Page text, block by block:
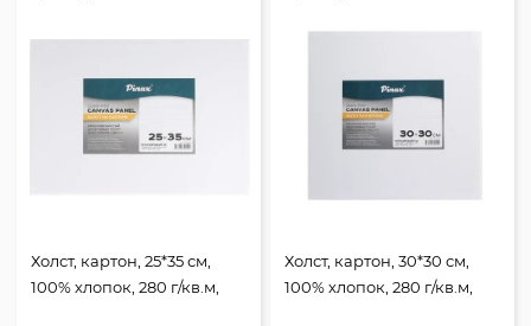
Холст, картон, 25*35 см,
100% хлопок, 280 г/кв.м,
Холст, картон, 30*30 см,
100% хлопок, 280 г/кв.м,